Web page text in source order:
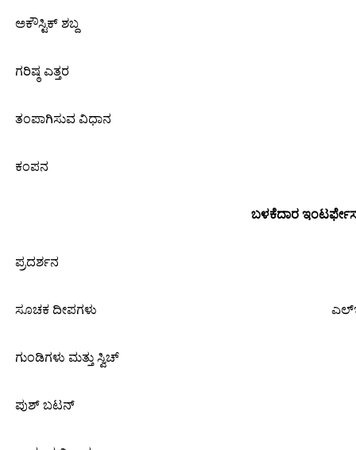
ಅಕೌಸ್ಟಿಕ್ ಶಬ್ದ
ಗರಿಷ್ಠ ಎತ್ತರ
ತಂಪಾಗಿಸುವ ವಿಧಾನ
ಕಂಪನ
ಬಳಕೆದಾರ
ಪ್ರದರ್ಶನ
ಸೂಚಕ ದೀಪಗಳು
ಗುಂಡಿಗಳು ಮತ್ತು ಸ್ವಿಚ್
ಪುಶ್ ಬಟನ್